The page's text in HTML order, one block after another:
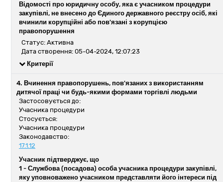
Відомості про юридичну особу, яка є учасником процедури
закупівлі, не внесено до Єдиного державного реєстру осіб, які
вчинили корупційні або пов'язані з корупцією
правопорушення
Статус: Активна
Дата створення: 05-04-2024, 12:07:23
Критерії
4. Вчинення правопорушень, пов'язаних з використанням
дитячої праці чи будь-якими формами торгівлі людьми
Застосовується до:
Учасника процедури
Стосується:
Учасника процедури
Законодавство:
17.1.12
Учасник підтверджує, що
1 - Службова (посадова) особа учасника процедури закупівлі,
яку уповноважено учасником представляти його інтереси під